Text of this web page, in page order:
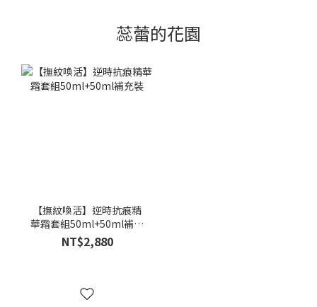
蕊蕾的花園
【撫紋喚活】逆時抗痕精
華霜套組50ml+50ml補充
裝
NT$2,880